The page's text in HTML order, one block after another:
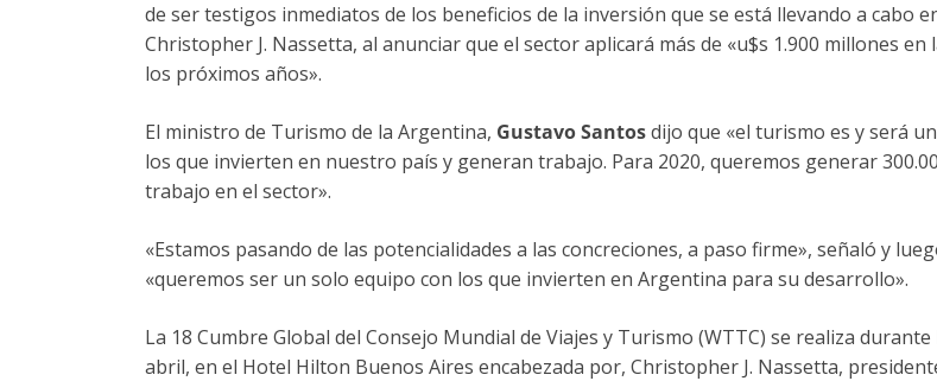
de ser testigos inmediatos de los beneficios de la inversión que se está llevando a cabo
Christopher J. Nassetta, al anunciar que el sector aplicará más de «u$s 1.900 millones
los próximos años».
El ministro de Turismo de la Argentina, Gustavo Santosdijo que «el turismo es y será
los que invierten en nuestro país y generan trabajo. Para 2020, queremos generar
trabajo en el sector».
«Estamos pasando de las potencialidades a las concreciones, a paso firme», señaló y
«queremos ser un solo equipo con los que invierten en Argentina para su desarrollo».
La 18 Cumbre Global del Consejo Mundial de Viajes y Turismo (WTTC) se realiza durante
abril, en el Hotel Hilton Buenos Aires encabezada por, Christopher J. Nassetta,